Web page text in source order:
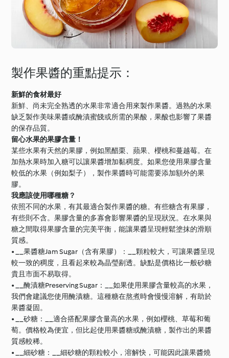
製作果醬的重點提示：
新鮮的食材最好
新鮮、尚未完全熟透的水果非常適合用來製作果醬。過熟的水果
缺乏製作美味果醬或醃漬蜜餞或所需的果酸，果酸也影響了果醬
的保存品質。
留心水果的果膠含量！
某些水果有天然的果膠，例如黑醋栗、蘋果、櫻桃和蔓越莓。在
加熱水果時加入糖可以讓果醬增加黏稠度。如果您使用果膠含量
較低的水果（例如梨子），製作果醬時可能需要添加額外的果
膠。
我應該使用哪種糖？
依照不同的水果，有其最適合製作果醬的糖。有些糖含有果膠，
有些則不含。果膠含量的多寡會影響果醬的呈現狀況。在水果與
糖之間取得果膠含量的完美平衡，能讓果醬呈現輕鬆塗抹的滑順
質感。
• __果醬糖Jam Sugar（含有果膠）：__顆粒較大，可讓果醬呈現
較一致的稠度，且看起來較為晶瑩剔透。缺點是價格比一般砂糖
貴且市面不易取得。
• __醃漬糖Preserving Sugar：__如果使用果膠含量較高的水果，
我們會建議您使用醃漬糖。這種糖在熬煮時會慢慢溶解，有助於
果醬凝固。
• __砂糖：__適合搭配果膠含量高的水果，例如櫻桃、草莓和葡
萄。價格較為便宜，但比起使用果醬糖或醃漬糖，製作出的果醬
質感較稀。
• __細砂糖：__細砂糖的顆粒較小，溶解快，可能因此讓果醬燒